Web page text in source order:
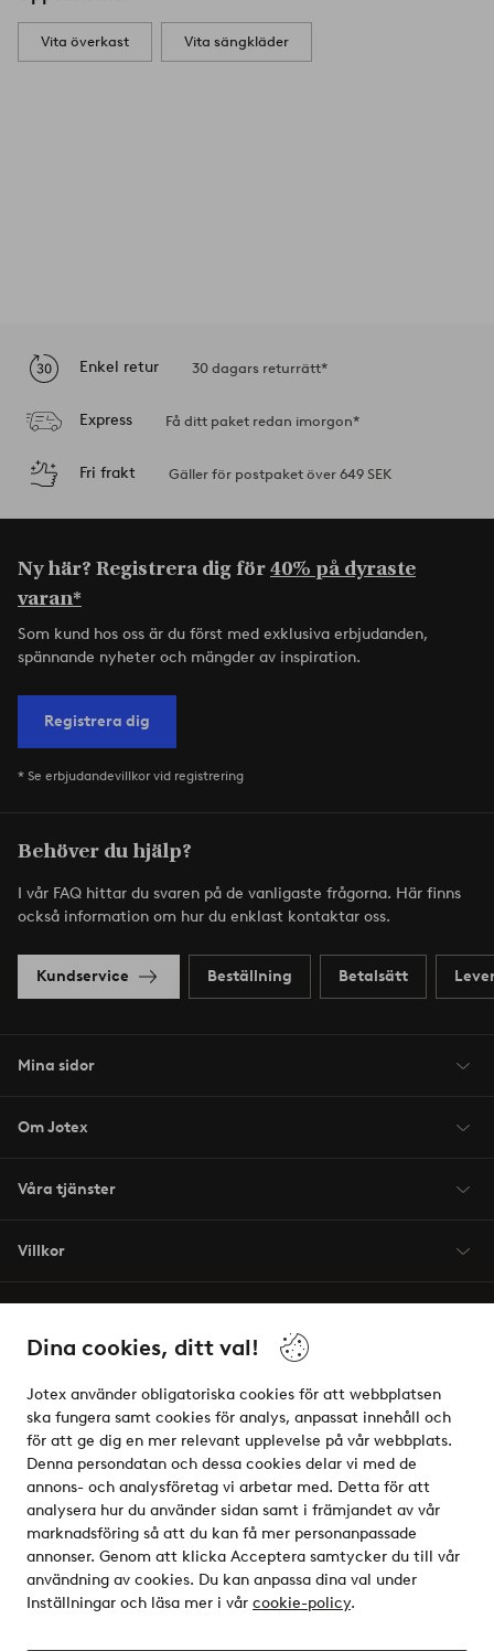
Dina cookies, ditt val!
Jotex använder obligatoriska cookies för att webbplatsen
ska fungera samt cookies för analys, anpassat innehåll och
för att ge dig en mer relevant upplevelse på vår webbplats.
Denna persondatan och dessa cookies delar vi med de
annons- och analysföretag vi arbetar med. Detta för att
analysera hur du använder sidan samt i främjandet av vår
marknadsföring så att du kan få mer personanpassade
annonser. Genom att klicka Acceptera samtycker du till vår
användning av cookies. Du kan anpassa dina val under
Inställningar och läsa mer i vår cookie-policy.
Vita överkast Vita sängkläder
Enkel retur 30 dagars returrätt*
Express Få ditt paket redan imorgon*
Fri frakt Gäller för postpaket över 649 SEK
Ny här? Registrera dig för40% på dyraste
varan*
Som kund hos oss är du först med exklusiva erbjudanden,
spännande nyheter och mängder av inspiration.
Registrera dig
* Se erbjudandevillkor vid registrering
Behöver du hjälp?
I vår FAQ hittar du svaren på de vanligaste frågorna. Här finns
också information om hur du enklast kontaktar oss.
Kundservice Beställning Betalsätt
Mina sidor
Om Jotex
Våra tjänster
Villkor
Säkra betalningar - Betala direkt eller dela upp
Vill du veta mer om våra betalalternativ?
elpy